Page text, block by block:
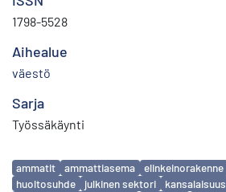
1798-5528
Aihealue
väestö
Sarja
Työssäkäynti
Avainsanat
ammatit ammattiasema elinkeinorakenne
huoltosuhde
julkinen sektori
kansalaisuus